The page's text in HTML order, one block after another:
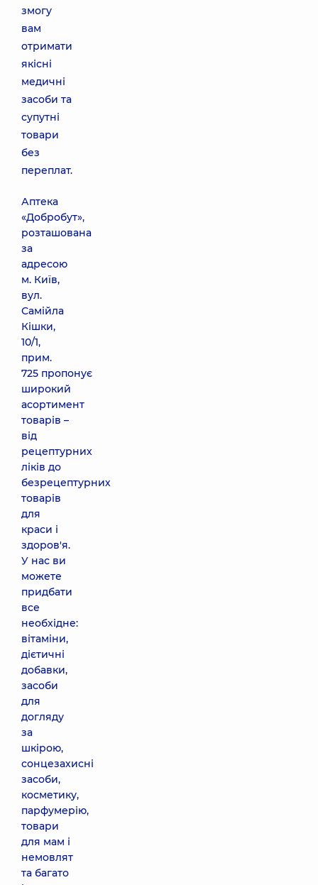
змогу
вам
отримати
якісні
медичні
засоби та
супутні
товари
без
переплат.
Аптека
«Добробут»,
розташована
за
адресою
м. Київ,
вул.
Самійла
Кішки,
10/1,
прим.
725 пропонує
широкий
асортимент
товарів –
від
рецептурних
ліків до
безрецептурних
товарів
для
краси і
здоров'я.
У нас ви
можете
придбати
все
необхідне:
вітаміни,
дієтичні
добавки,
засоби
для
догляду
за
шкірою,
сонцезахисні
засоби,
косметику,
парфумерію,
товари
для мам і
немовлят
та багато